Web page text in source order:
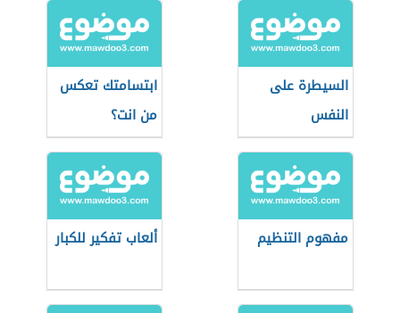
السيطرة على
النفس
ابتسامتك تعكس
من انت؟
مفهوم التنظيم ألعاب تفكير للكبار